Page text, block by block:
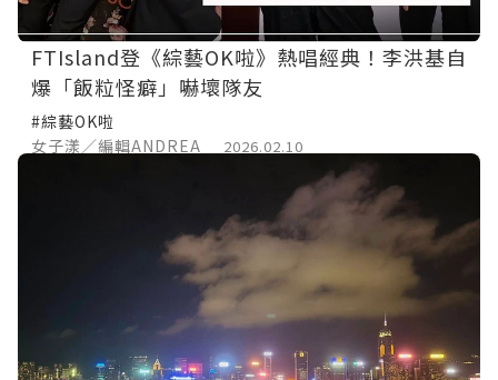
FTIsland登《綜藝OK啦》熱唱經典！李洪基自
爆「飯粒怪癖」嚇壞隊友
#綜藝OK啦
女子漾／編輯ANDREA
2026.02.10